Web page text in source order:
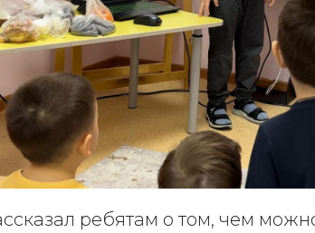
ребятам о том, чем